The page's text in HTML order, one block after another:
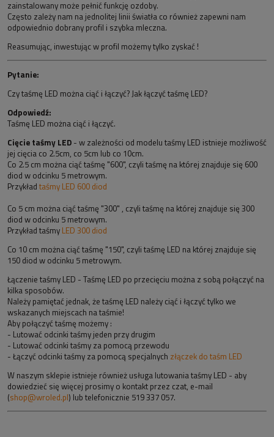
zainstalowany może pełnić funkcję ozdoby.
Często zależy nam na jednolitej linii światła co również zapewni nam
odpowiednio dobrany profil i szybka mleczna.
Reasumując, inwestując w profil możemy tylko zyskać !
Pytanie:
Czy taśmę LED można ciąć i łączyć? Jak łączyć taśmę LED?
Odpowiedź:
Taśmę LED można ciąć i łączyć.
Cięcie taśmy LED - w zależności od modelu taśmy LED istnieje możliwość
jej cięcia co 2.5cm, co 5cm lub co 10cm.
Co 2.5 cm można ciąć taśmę "600", czyli taśmę na której znajduje się 600
diod w odcinku 5 metrowym.
Przykład taśmy LED 600 diod
Co 5 cm można ciąć taśmę "300" , czyli taśmę na której znajduje się 300
diod w odcinku 5 metrowym.
Przykład taśmy LED 300 diod
Co 10 cm można ciąć taśmę "150", czyli taśmę LED na której znajduje się
150 diod w odcinku 5 metrowym.
Łączenie taśmy LED - Taśmę LED po przecięciu można z sobą połączyć na
kilka sposobów.
Należy pamiętać jednak, że taśmę LED należy ciąć i łączyć tylko we
wskazanych miejscach na taśmie!
Aby połączyć taśmę możemy :
- Lutować odcinki taśmy jeden przy drugim
- Lutować odcinki taśmy za pomocą przewodu
- Łączyć odcinki taśmy za pomocą specjalnych złączek do taśm LED
W naszym sklepie istnieje również usługa lutowania taśmy LED - aby
dowiedzieć się więcej prosimy o kontakt przez czat, e-mail
(shop@wroled.pl) lub telefonicznie 519 337 057.